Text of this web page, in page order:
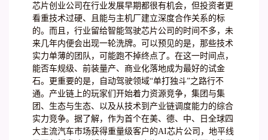
芯片创业公司在行业发展早期都很有机会，但投资者更
看重技术过硬、且能与主机厂建立深度合作关系的标
的。而且，行业留给智能驾驶芯片公司的时间不多，未
来几年内便会出现一轮洗牌。可以预见的是，那些技术
实力单薄的团队，可能跑不掉终点了。在这一时间点，
能否车规级、前装量产、商业化落地成为最好的试金
石。更重要的是，自动驾驶领域“单打独斗”之路行不
通。产业链上的玩家们开始着力资源竞争，集团与集
团、生态与生态、以及从技术到产业链调度能力的综合
实力竞争。据了解，作为首个在美、德、中、日全球四
大主流汽车市场获得重量级客户的AI芯片公司，地平线